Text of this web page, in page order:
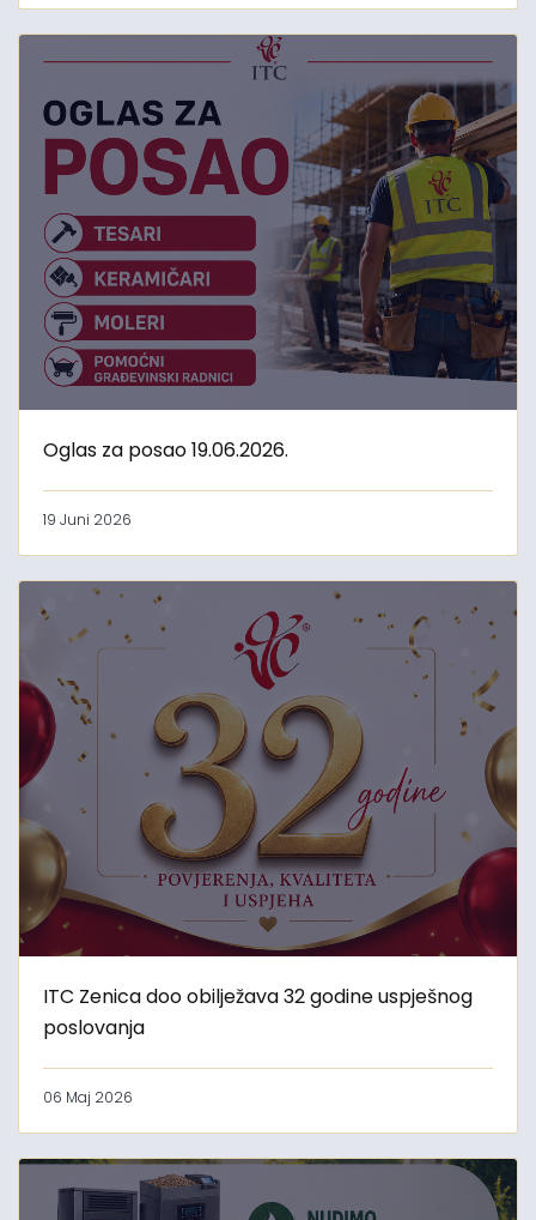
Oglas za posao 19.06.2026.
19 Juni 2026
ITC Zenica doo obilježava 32 godine uspješnog
poslovanja
06 Maj 2026